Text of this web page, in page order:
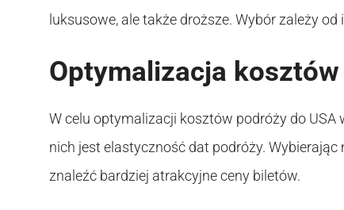
luksusowe, ale także droższe. Wybór zależy
Optymalizacja
W celu optymalizacji kosztów podróży do
nich jest elastyczność dat podróży.
znaleźć bardziej atrakcyjne ceny biletów.